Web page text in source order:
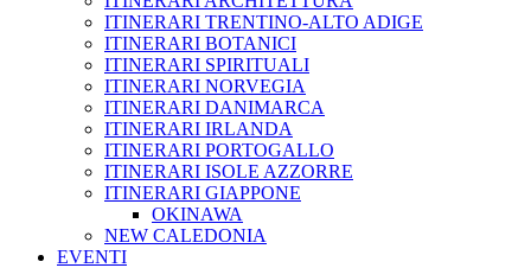
ITINERARI TRENTINO-ALTO ADIGE
ITINERARI BOTANICI
ITINERARI SPIRITUALI
ITINERARI NORVEGIA
ITINERARI DANIMARCA
ITINERARI IRLANDA
ITINERARI PORTOGALLO
ITINERARI ISOLE AZZORRE
ITINERARI GIAPPONE
OKINAWA
NEW CALEDONIA
EVENTI